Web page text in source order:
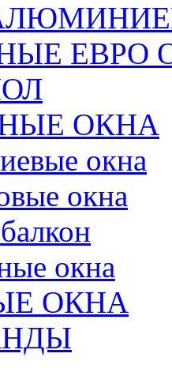
ЕВРО
ОКНА
окна
окна
окна
ОКНА